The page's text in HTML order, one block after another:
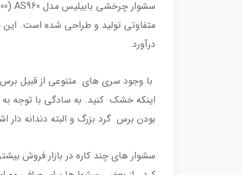
درآورد.
با وجود سری های متنوعی از قبیل برس
اینکه خشک کنید. به سادگی با توجه
بودن برس گرد بزرگ و البته دندانه دار
سشوار های چند کاره در بازار فروش